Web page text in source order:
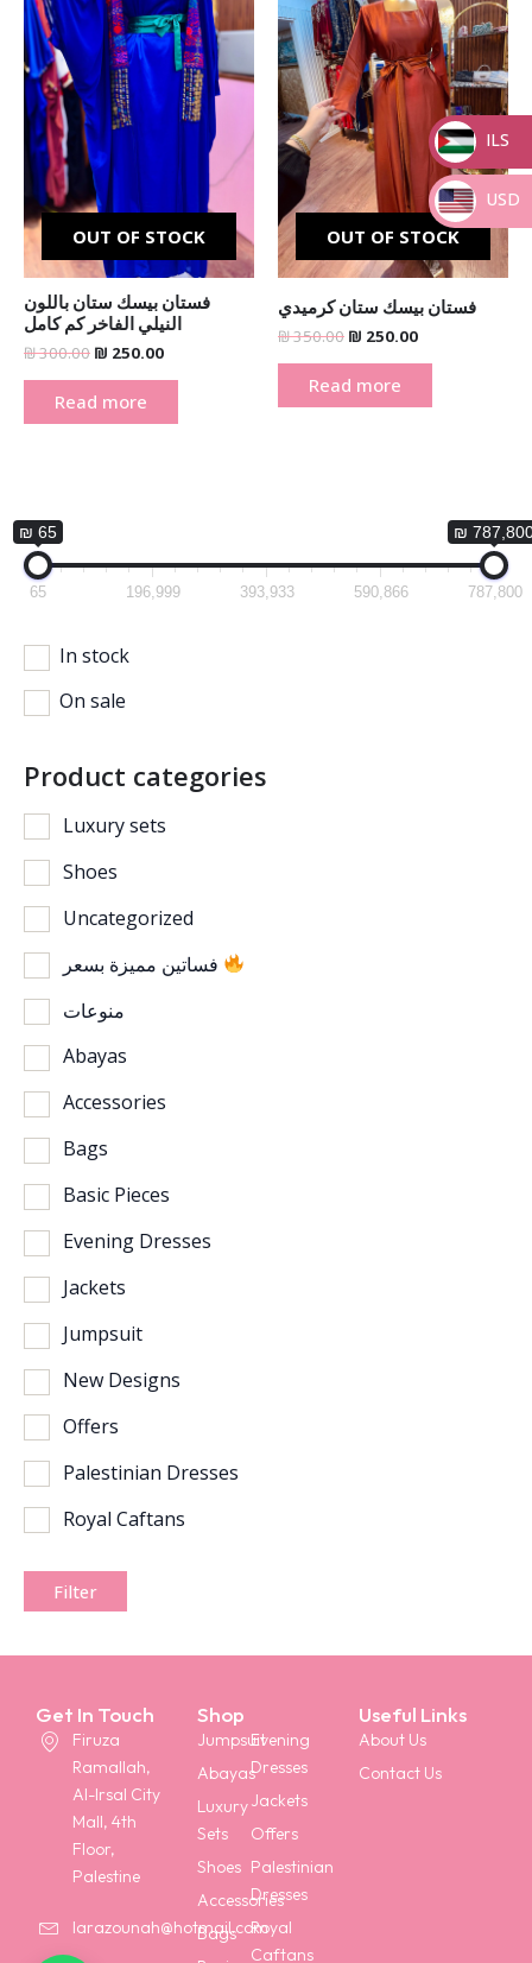
₪ 65 ₪
65 196,999 393,933 590,866 787,800
In stock
On sale
Product categories
Luxury sets
Shoes
Uncategorized
منوعات
Abayas
Accessories
Bags
Basic Pieces
Evening Dresses
Jackets
Jumpsuit
New Designs
Offers
Palestinian Dresses
Royal Caftans
Filter
OUT OF STOCK
فستان بيسك ستان باللون
النيلي الفاخر كم كامل
₪300.00 ₪ 250.00
Read more
OUT OF STOCK
فستان بيسك ستان كرميدي
₪350.00 ₪ 250.00
Read more
Get In Touch
Firuza
Ramallah,
Al-Irsal City
Mall, 4th
Floor,
Palestine
larazounah@hotmail.com
Shop
Jumpsuit
Abayas
Luxury
Sets
Shoes
Accessories
Bags
Evening
Dresses
Jackets
Offers
Palestinian
Dresses
Royal
Caftans
Useful Links
About Us
Contact Us
_
ILS
_
USD